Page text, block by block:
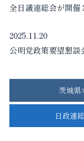
全日議連総会が開催
2025.11.20
公明党政策要望懇談
茨城県
日政連